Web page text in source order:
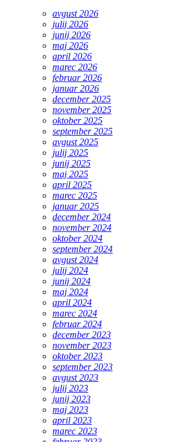
avgust 2026
julij 2026
junij 2026
maj 2026
april 2026
marec 2026
februar 2026
januar 2026
december 2025
november 2025
oktober 2025
september 2025
avgust 2025
julij 2025
junij 2025
maj 2025
april 2025
marec 2025
januar 2025
december 2024
november 2024
oktober 2024
september 2024
avgust 2024
julij 2024
junij 2024
maj 2024
april 2024
marec 2024
februar 2024
december 2023
november 2023
oktober 2023
september 2023
avgust 2023
julij 2023
junij 2023
maj 2023
april 2023
marec 2023